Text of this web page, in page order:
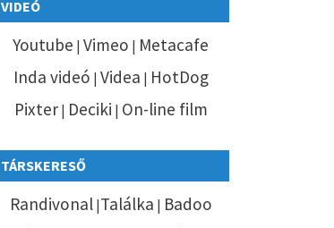
VIDEÓ
Youtube | Vimeo | Metacafe
Inda videó | Videa | HotDog
Pixter| Deciki | On-line film
TÁRSKERESŐ
Randivonal|Találka | Badoo